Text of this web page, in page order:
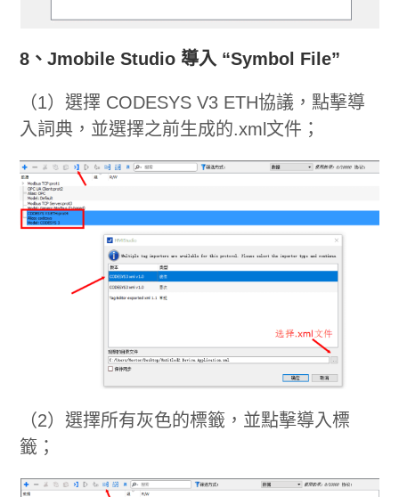
8、Jmobile Studio 導入 “Symbol File”
（1）選擇 CODESYS V3 ETH協議，點擊導
入詞典，並選擇之前生成的.xml文件；
（2）選擇所有灰色的標籤，並點擊導入標
籤；